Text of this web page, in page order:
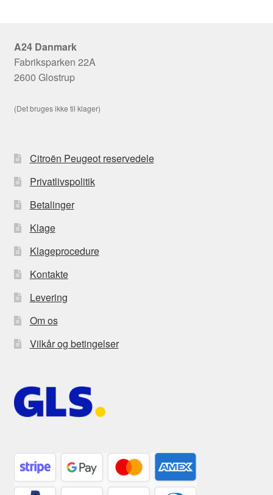
A24 Danmark
Fabriksparken 22A
2600 Glostrup
(Det bruges ikke til klager)
Citroën Peugeot reservedele
Privatlivspolitik
Betalinger
Klage
Klageprocedure
Kontakte
Levering
Om os
Vilkår og betingelser